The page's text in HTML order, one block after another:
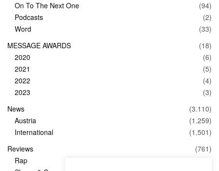
On To The Next One
(94)
Podcasts
(2)
Word
(33)
MESSAGE AWARDS
(18)
2020
(6)
2021
(5)
2022
(4)
2023
(3)
News
(3.110)
Austria
(1.259)
International
(1.501)
Reviews
(761)
Rap